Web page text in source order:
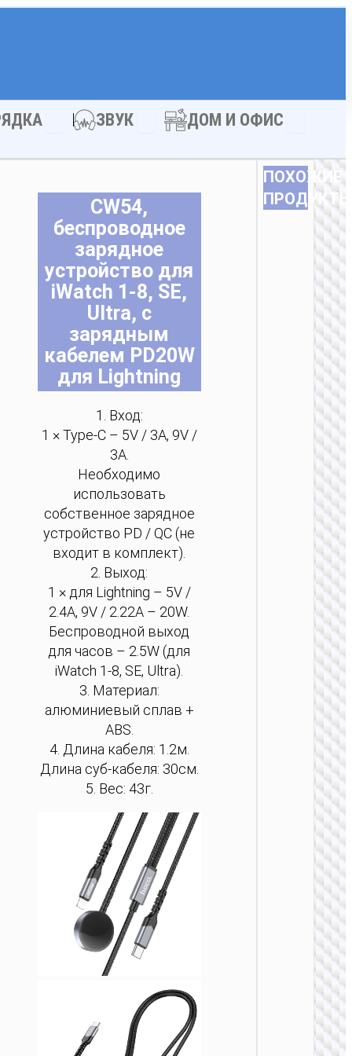
Open ЗАРЯДКА
ЗВУК Open ЗВУКДОМ И ОФИС
CW54,
беспроводное
зарядное
устройство для
iWatch 1-8, SE,
Ultra, с
зарядным
кабелем PD20W
для Lightning
1. Вход:
1 × Type-C – 5V / 3A, 9V /
3A.
Необходимо
использовать
собственное зарядное
устройство PD / QC (не
входит в комплект).
2. Выход:
1 × для Lightning – 5V /
2.4A, 9V / 2.22A – 20W.
Беспроводной выход
для часов – 2.5W (для
iWatch 1-8, SE, Ultra).
3. Материал:
алюминиевый сплав +
ABS.
4. Длина кабеля: 1.2м.
Длина суб-кабеля: 30см.
5. Вес: 43г.
ПОХОЖИЕ
ПРОДУКТЫ
2 В